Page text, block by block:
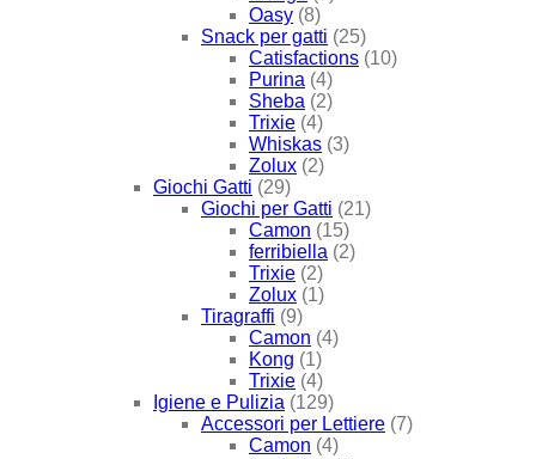
Oasy (8)
Snack per gatti (25)
Catisfactions (10)
Purina (4)
Sheba (2)
Trixie (4)
Whiskas (3)
Zolux (2)
Giochi Gatti (29)
Giochi per Gatti (21)
Camon (15)
ferribiella (2)
Trixie (2)
Zolux (1)
Tiragraffi (9)
Camon (4)
Kong (1)
Trixie (4)
Igiene e Pulizia (129)
Accessori per Lettiere (7)
Camon (4)